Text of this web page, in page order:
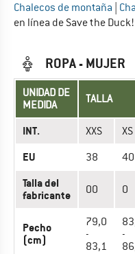
Chalecos de montaña
en línea de Save the Duck!
ROPA - MUJER
UNIDAD DE
MEDIDA
TALLA
INT. XXS XS
EU 38 40
Talla del
fabricante
00 0
Pecho
(cm)
79,0
-
83,1
-